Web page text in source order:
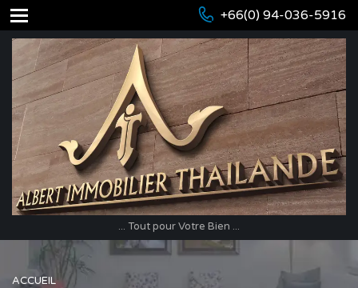
+66(0) 94-036-5916
... Tout pour Votre Bien ...
ACCUEIL